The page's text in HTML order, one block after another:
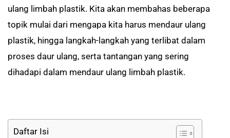
ulang limbah plastik. Kita akan membahas beberapa
topik mulai dari mengapa kita harus mendaur ulang
plastik, hingga langkah-langkah yang terlibat dalam
proses daur ulang, serta tantangan yang sering
dihadapi dalam mendaur ulang limbah plastik.
Daftar Isi